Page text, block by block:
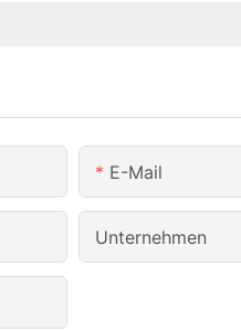
E-Mail
Unternehmen